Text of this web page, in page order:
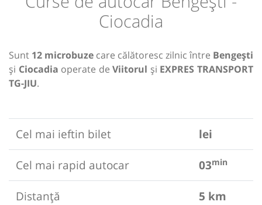
Ciocadia
Sunt 12 microbuze care călătoresc zilnic între Bengești
și Ciocadia operate deViitorul și EXPRES TRANSPORT
TG-JIU.
Cel mai ieftin bilet
lei
Cel mai rapid autocar
03min
Distanță
5 km